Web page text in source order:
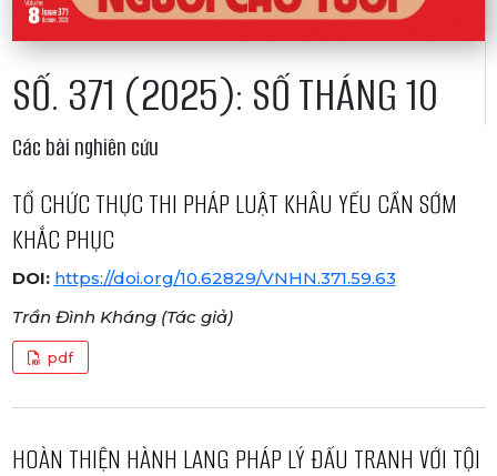
SỐ. 371 (2025): SỐ THÁNG 10
Các bài nghiên cứu
TỔ CHỨC THỰC THI PHÁP LUẬT KHÂU YẾU CẦN SỚM
KHẮC PHỤC
DOI: https://doi.org/10.62829/VNHN.371.59.63
Trần Đình Kháng (Tác giả)
pdf
HOÀN THIỆN HÀNH LANG PHÁP LÝ ĐẤU TRANH VỚI TỘI